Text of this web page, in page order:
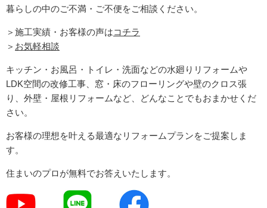
暮らしの中のご不満・ご不便をご相談ください。
＞施工実績・お客様の声はコチラ
＞ お気軽相談
キッチン・お風呂・トイレ・洗面などの水廻りリフォームや
LDK空間の改修工事、窓・床のフローリングや壁のクロス張
り、外壁・屋根リフォームなど、どんなことでもおまかせくだ
さい。
お客様の理想を叶える最適なリフォームプランをご提案しま
す。
住まいのプロが無料でお答えいたします。